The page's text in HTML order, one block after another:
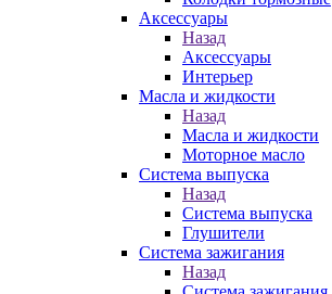
Аксессуары
Назад
Аксессуары
Интерьер
Масла и жидкости
Назад
Масла и жидкости
Моторное масло
Система выпуска
Назад
Система выпуска
Глушители
Система зажигания
Назад